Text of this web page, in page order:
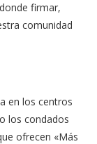
firmar,
comunidad
en los centros
los condados
ofrecen «Más